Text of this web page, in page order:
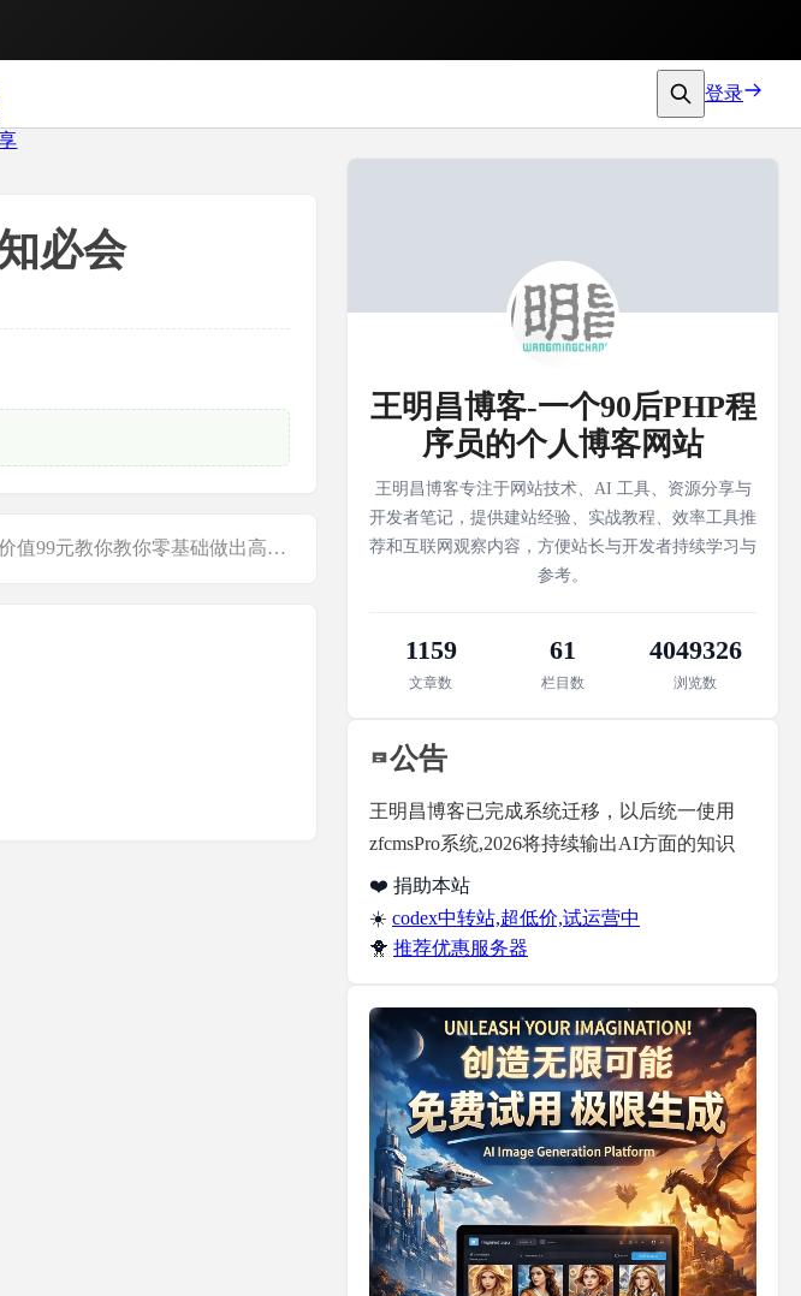
登录
必会
【下一篇】：资源分享 | 价值99元教你教你零基础做出高逼格ppt
王明昌博客-一个90后PHP程
序员的个人博客网站
王明昌博客专注于网站技术、AI 工具、资源分享与
开发者笔记，提供建站经验、实战教程、效率工具推
荐和互联网观察内容，方便站长与开发者持续学习与
参考。
1159
文章数
61
栏目数
4049326
浏览数
公告
王明昌博客已完成系统迁移，以后统一使用
zfcmsPro系统,2026将持续输出AI方面的知识
❤️ 捐助本站
☀️ codex中转站,超低价,试运营中
🐥 推荐优惠服务器